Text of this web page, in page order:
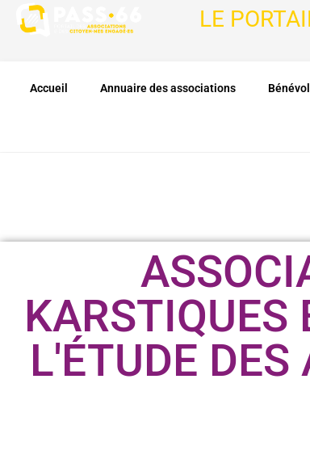
LE
Accueil Annuaire des associations
KARSTIQUES
L'ÉTUDE